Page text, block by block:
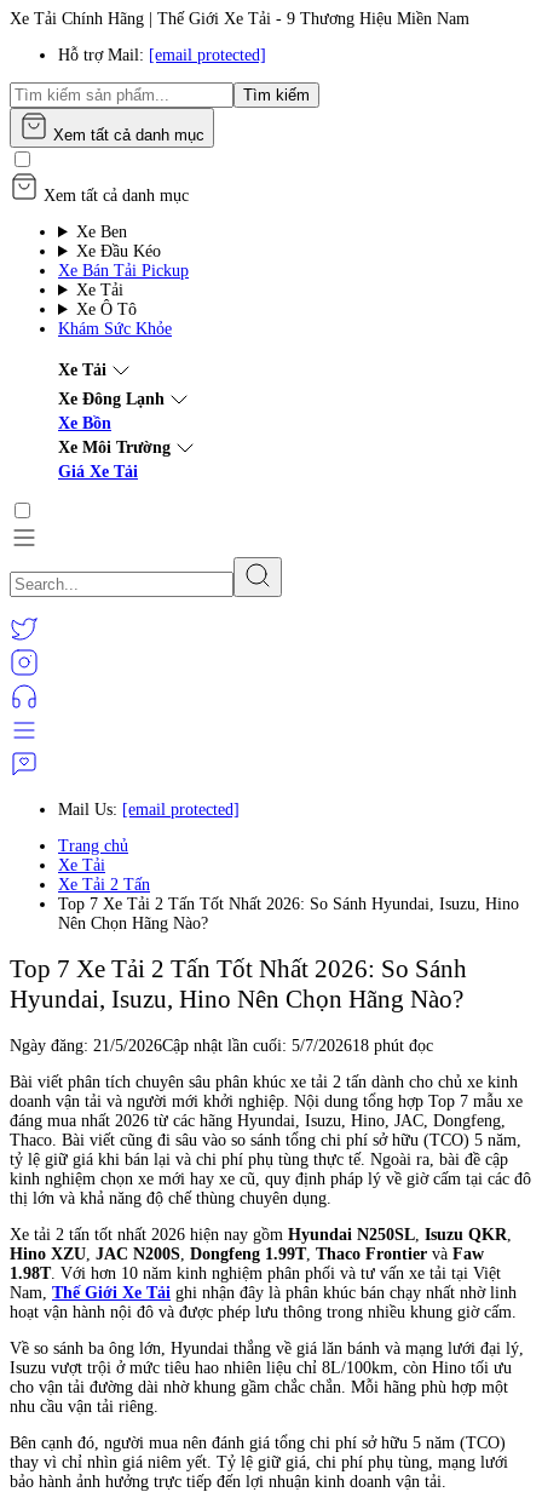
Xe Tải Chính Hãng | Thế Giới Xe Tải - 9 Thương Hiệu Miền Nam
Hỗ trợ Mail: [email protected]
Tìm kiếm
Xem tất cả danh mục
Xem tất cả danh mục
Xe Ben
Xe Đầu Kéo
Xe Bán Tải Pickup
Xe Tải
Xe Ô Tô
Khám Sức Khỏe
Xe Tải
Xe Đông Lạnh
Xe Bồn
Xe Môi Trường
Giá Xe Tải
Mail Us: [email protected]
Trang chủ
Xe Tải
Xe Tải 2 Tấn
Top 7 Xe Tải 2 Tấn Tốt Nhất 2026: So Sánh Hyundai, Isuzu, Hino
Nên Chọn Hãng Nào?
Top 7 Xe Tải 2 Tấn Tốt Nhất 2026: So Sánh
Hyundai, Isuzu, Hino Nên Chọn Hãng Nào?
Ngày đăng: 21/5/2026Cập nhật lần cuối: 5/7/202618 phút đọc
Bài viết phân tích chuyên sâu phân khúc xe tải 2 tấn dành cho chủ xe kinh
doanh vận tải và người mới khởi nghiệp. Nội dung tổng hợp Top 7 mẫu xe
đáng mua nhất 2026 từ các hãng Hyundai, Isuzu, Hino, JAC, Dongfeng,
Thaco. Bài viết cũng đi sâu vào so sánh tổng chi phí sở hữu (TCO) 5 năm,
tỷ lệ giữ giá khi bán lại và chi phí phụ tùng thực tế. Ngoài ra, bài đề cập
kinh nghiệm chọn xe mới hay xe cũ, quy định pháp lý về giờ cấm tại các đô
thị lớn và khả năng độ chế thùng chuyên dụng.
Xe tải 2 tấn tốt nhất 2026 hiện nay gồm Hyundai N250SL Isuzu QKR
Hino XZU JAC N200S Dongfeng 1.99T, Thaco Frontier và Faw
1.98T. Với hơn 10 năm kinh nghiệm phân phối và tư vấn xe tải tại Việt
Nam, Thế Giới Xe Tải ghi nhận đây là phân khúc bán chạy nhất nhờ linh
hoạt vận hành nội đô và được phép lưu thông trong nhiều khung giờ cấm.
Về so sánh ba ông lớn, Hyundai thắng về giá lăn bánh và mạng lưới đại lý,
Isuzu vượt trội ở mức tiêu hao nhiên liệu chỉ 8L/100km, còn Hino tối ưu
cho vận tải đường dài nhờ khung gầm chắc chắn. Mỗi hãng phù hợp một
nhu cầu vận tải riêng.
Bên cạnh đó, người mua nên đánh giá tổng chi phí sở hữu 5 năm (TCO)
thay vì chỉ nhìn giá niêm yết. Tỷ lệ giữ giá, chi phí phụ tùng, mạng lưới
bảo hành ảnh hưởng trực tiếp đến lợi nhuận kinh doanh vận tải.